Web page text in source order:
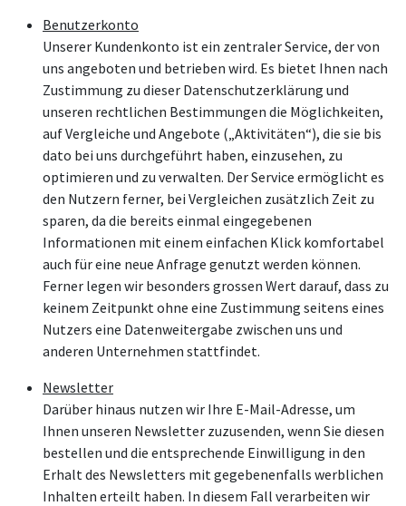
Benutzerkonto
Unserer Kundenkonto ist ein zentraler Service, der von
uns angeboten und betrieben wird. Es bietet Ihnen nach
Zustimmung zu dieser Datenschutzerklärung und
unseren rechtlichen Bestimmungen die Möglichkeiten,
auf Vergleiche und Angebote („Aktivitäten“), die sie bis
dato bei uns durchgeführt haben, einzusehen, zu
optimieren und zu verwalten. Der Service ermöglicht es
den Nutzern ferner, bei Vergleichen zusätzlich Zeit zu
sparen, da die bereits einmal eingegebenen
Informationen mit einem einfachen Klick komfortabel
auch für eine neue Anfrage genutzt werden können.
Ferner legen wir besonders grossen Wert darauf, dass zu
keinem Zeitpunkt ohne eine Zustimmung seitens eines
Nutzers eine Datenweitergabe zwischen uns und
anderen Unternehmen stattfindet.
Newsletter
Darüber hinaus nutzen wir Ihre E-Mail-Adresse, um
Ihnen unseren Newsletter zuzusenden, wenn Sie diesen
bestellen und die entsprechende Einwilligung in den
Erhalt des Newsletters mit gegebenenfalls werblichen
Inhalten erteilt haben. In diesem Fall verarbeiten wir